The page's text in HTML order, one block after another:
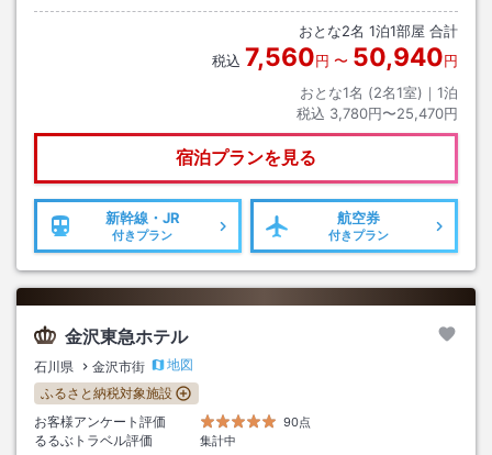
たは、金沢駅東口バスターミナル7番から『金沢ショッピングバス』にて
約12分「タテマチ広場」バス停下車、徒歩1分（土日祝のみ）。【車】北
陸自動車道「金沢西Ｉ．Ｃ」から約20分又は「金沢東I．C」から約25
おとな2名 1泊1部屋 合計
税込 7,560円 〜 50,940円
おとな1名 (2名1室)｜ 1泊
税込 3,780円〜25,470円
宿泊プランを見る
新幹線・JR
付きプラン
航空券
付きプラン
金沢東急ホテル
石川県 金沢市街
地図
ふるさと納税対象施設
お客様アンケート評価
90点
るるぶトラベル評価
集計中